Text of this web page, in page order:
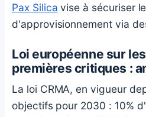
Pax Silica vise à sécuriser
d'approvisionnement via
Loi européenne sur
premières critiques :
La loi CRMA, en vigueur
objectifs pour 2030 : 10%